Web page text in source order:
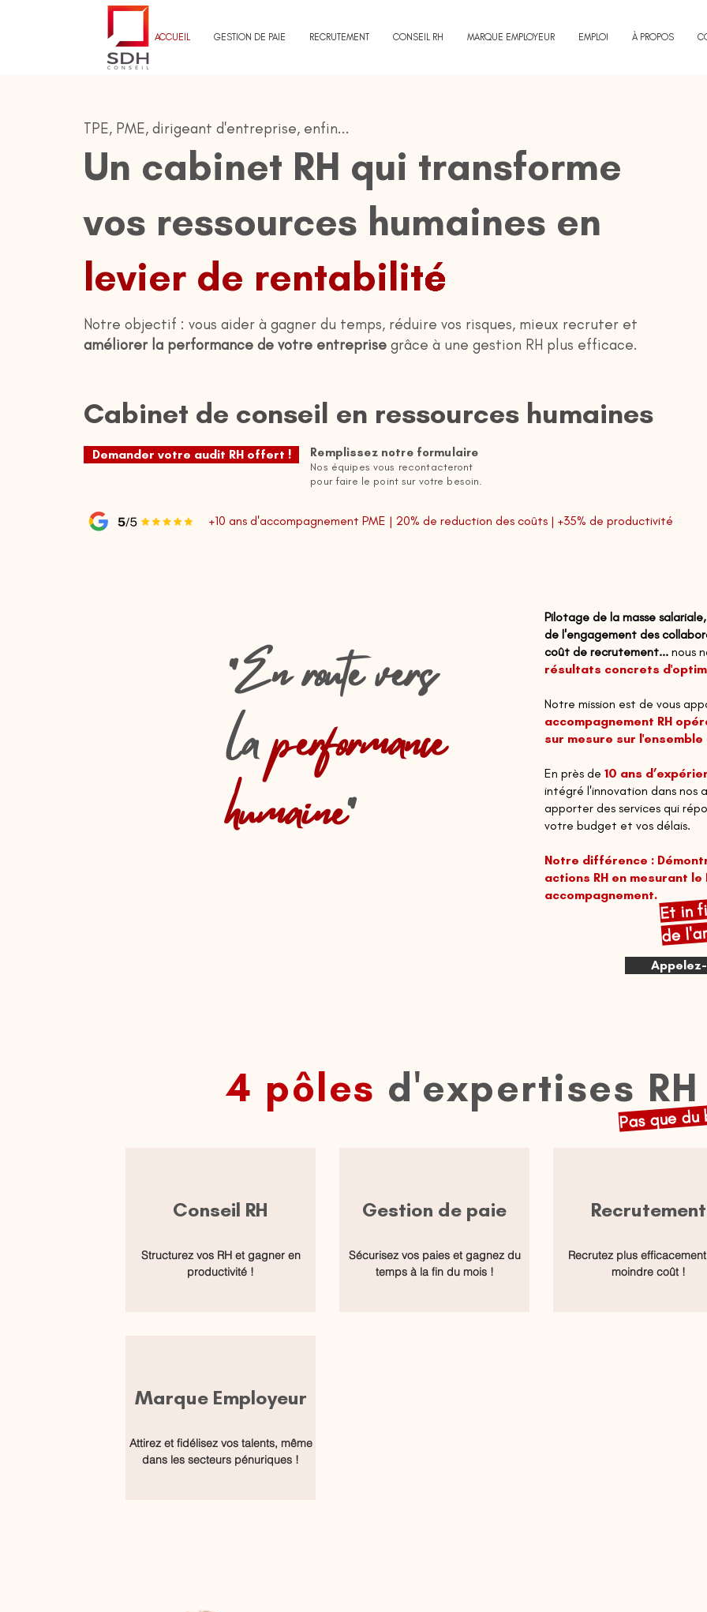
ACCUEIL GESTION DE PAIE RECRUTEMENT CONSEIL RH MARQUE EMPLOYEUR EMPLOI À PROPOS
TPE, PME, dirigeant d'entreprise, enfin...
Un cabinet RH qui transforme
vos ressources humaines en
levier de rentabilité
Notre objectif : vous aider à gagner du temps, réduire vos risques, mieux recruter et
améliorer la performance de votre entreprise grâce à une gestion RH plus efficace.
Cabinet de conseil en ressources humaines
Demander votre audit RH offert ! Remplissez notre formulaire
Nos équipes vous recontacteront
pour faire le point sur votre besoin.
+10 ans d'accompagnement PME | 20% de reduction des coûts | +35% de productivité
"En route vers
laperformance
humaine"
Pilotage de la masse
de l'engagement des
coût de recrutement... nous
résultats concrets
Notre mission est de vous
accompagnement RH
sur mesure sur l'ensemble
En près de 10 ans
intégré l'innovation dans nos
apporter des services qui
votre budget et vos délais.
Notre différence :
actions RH en mesurant le
accompagnement.Et in
de
4 pôles d'expertises RH
Pas que
Conseil RH
Structurez vos RH et gagner en
productivité !
Gestion de paie
Sécurisez vos paies et gagnez du
temps à la fin du mois !
Recrutement
Recrutez plus
moindre coût !
Marque Employeur
Attirez et fidélisez vos talents, même
dans les secteurs pénuriques !